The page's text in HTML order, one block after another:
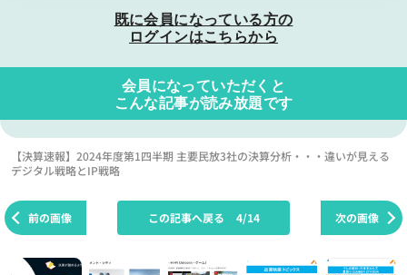
既に会員になっている方の
ログインはこちらから
会員になっていただくと
こんな記事が読み放題です
【決算速報】2024年度第1四半期 主要民放3社の決算分析・・・違いが見える
デジタル戦略とIP戦略
前の画像 次の画像
この記事へ戻る 4/14